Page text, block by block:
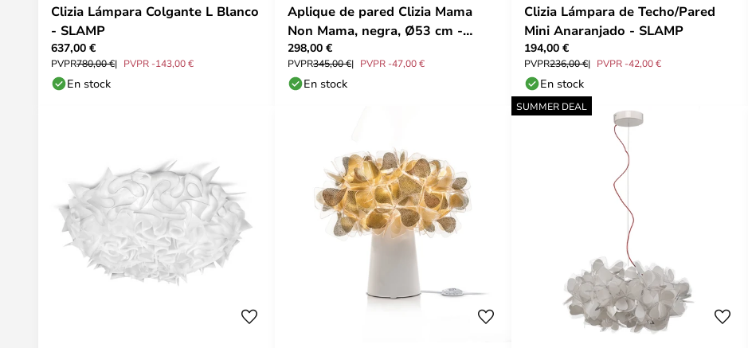
Clizia Lámpara Colgante L Blanco
- SLAMP
637,00 €
PVPR780,00 € PVPR -143,00 €
En stock
Aplique de pared Clizia Mama
Non Mama, negra, Ø53 cm -
Slamp
298,00 €
PVPR345,00 € PVPR -47,00 €
En stock
Clizia Lámpara de Techo/Pared
Mini Anaranjado - SLAMP
194,00 €
PVPR236,00 € PVPR -42,00 €
En stock
SUMMER DEAL